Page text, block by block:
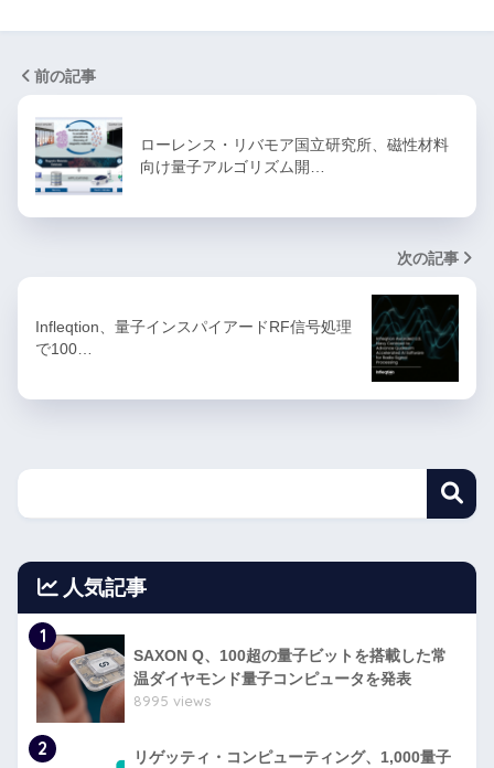
前の記事
ローレンス・リバモア国立研究所、磁性材料
向け量子アルゴリズム開…
次の記事
Infleqtion、量子インスパイアードRF信号処理
で100…
人気記事
1
SAXON Q、100超の量子ビットを搭載した常
温ダイヤモンド量子コンピュータを発表
8995 views
2
リゲッティ・コンピューティング、1,000量子